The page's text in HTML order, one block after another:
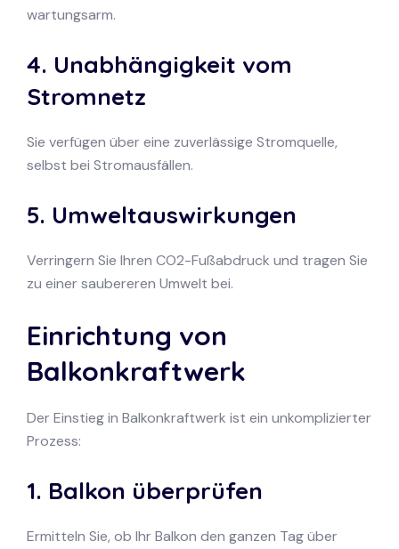
wartungsarm.
4. Unabhängigkeit vom
Stromnetz
Sie verfügen über eine zuverlässige Stromquelle,
selbst bei Stromausfällen.
5. Umweltauswirkungen
Verringern Sie Ihren CO2-Fußabdruck und tragen Sie
zu einer saubereren Umwelt bei.
Einrichtung von
Balkonkraftwerk
Der Einstieg in Balkonkraftwerk ist ein unkomplizierter
Prozess:
1. Balkon überprüfen
Ermitteln Sie, ob Ihr Balkon den ganzen Tag über